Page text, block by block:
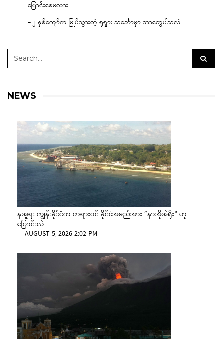
ပြောင်းစေမလား
– ၂ နှစ်ကျော်က မြုပ်သွားတဲ့ ရုရှား သင်္ဘောမှာ ဘာတွေပါသလဲ
NEWS
နအူရူး ကျွန်းနိုင်ငံက တရားဝင် နိုင်ငံအမည်အား “နာအိုအဲရိုး” ဟု
ပြောင်းလဲ
—AUGUST 5, 2026 2:02 PM